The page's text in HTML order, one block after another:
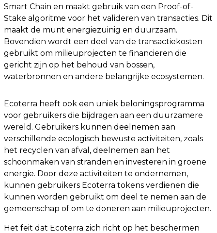
Smart Chain en maakt gebruik van een Proof-of-
Stake algoritme voor het valideren van transacties. Dit
maakt de munt energiezuinig en duurzaam.
Bovendien wordt een deel van de transactiekosten
gebruikt om milieuprojecten te financieren die
gericht zijn op het behoud van bossen,
waterbronnen en andere belangrijke ecosystemen.
Ecoterra heeft ook een uniek beloningsprogramma
voor gebruikers die bijdragen aan een duurzamere
wereld. Gebruikers kunnen deelnemen aan
verschillende ecologisch bewuste activiteiten, zoals
het recyclen van afval, deelnemen aan het
schoonmaken van stranden en investeren in groene
energie. Door deze activiteiten te ondernemen,
kunnen gebruikers Ecoterra tokens verdienen die
kunnen worden gebruikt om deel te nemen aan de
gemeenschap of om te doneren aan milieuprojecten.
Het feit dat Ecoterra zich richt op het beschermen